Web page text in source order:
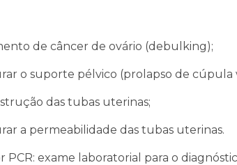
de câncer de ovário (debulking);
o suporte pélvico (prolapso de cúpula
das tubas uterinas;
a permeabilidade das tubas uterinas.
exame laboratorial para o